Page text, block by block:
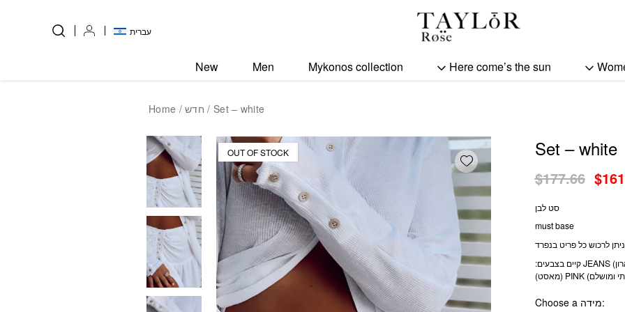
עברית
New Men Mykonos collection Here come’s the sun
Home /חדש / Set – white
Set – white
$177.66 $
סט לבן
must base
:קיים בצבעים JEANS (חובה בארון) ORANGE (שלמות של כתום) BLACK
Choose a מידה
OUT OF STOCK Add wishlist